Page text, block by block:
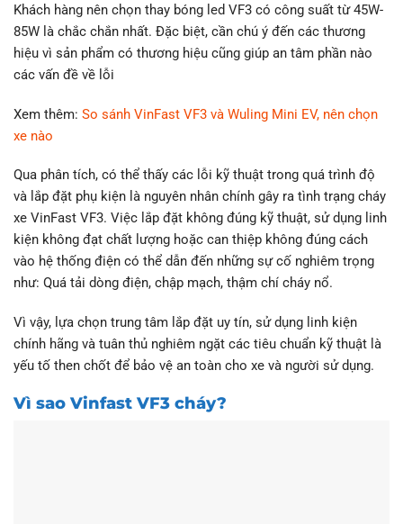
Khách hàng nên chọn thay bóng led VF3 có công suất từ 45W-
85W là chắc chắn nhất. Đặc biệt, cần chú ý đến các thương
hiệu vì sản phẩm có thương hiệu cũng giúp an tâm phần nào
các vấn đề về lỗi
Xem thêm: So sánh VinFast VF3 và Wuling Mini EV, nên chọn
xe nào
Qua phân tích, có thể thấy các lỗi kỹ thuật trong quá trình độ
và lắp đặt phụ kiện là nguyên nhân chính gây ra tình trạng cháy
xe VinFast VF3. Việc lắp đặt không đúng kỹ thuật, sử dụng linh
kiện không đạt chất lượng hoặc can thiệp không đúng cách
vào hệ thống điện có thể dẫn đến những sự cố nghiêm trọng
như: Quá tải dòng điện, chập mạch, thậm chí cháy nổ.
Vì vậy, lựa chọn trung tâm lắp đặt uy tín, sử dụng linh kiện
chính hãng và tuân thủ nghiêm ngặt các tiêu chuẩn kỹ thuật là
yếu tố then chốt để bảo vệ an toàn cho xe và người sử dụng.
Vì sao Vinfast VF3 cháy?